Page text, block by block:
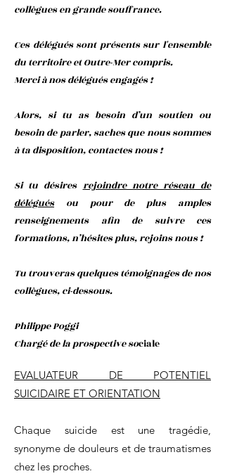
collègues en grande souffrance.
Ces délégués sont présents sur l'ensemble
du territoire et Outre-Mer compris.
Merci à nos délégués engagés !
Alors, si tu as besoin d’un soutien ou
besoin de parler, saches que nous sommes
à ta disposition, contactes nous !
Si tu désiresrejoindre notre réseau de
déléguésou pour de plus amples
renseignements afin de suivre ces
formations, n’hésites plus, rejoins nous !
Tu trouveras quelques témoignages de nos
collègues, ci-dessous.
Philippe Poggi
Chargé de la prospective sociale
EVALUATEUR DE POTENTIEL
SUICIDAIRE ET ORIENTATION
Chaque suicide est une tragédie,
synonyme de douleurs et de traumatismes
chez les proches.